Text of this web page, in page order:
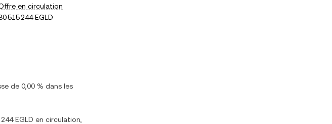
en circulation
515 244 EGLD
de 0,00 % dans les
EGLD en circulation,